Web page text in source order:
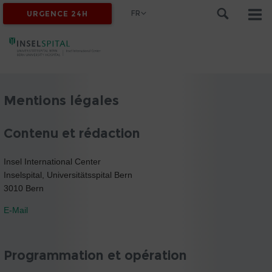
URGENCE 24H FR
Mentions légales
Contenu et rédaction
Insel International Center
Inselspital, Universitätsspital Bern
3010 Bern
E-Mail
Programmation et opération